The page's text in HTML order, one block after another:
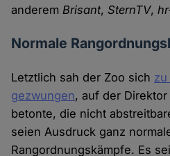
anderemBrisant,SternTV,
Normale
Letztlich sah der Zoo sich
gezwungen, auf der
betonte, die nicht
seien Ausdruck ganz
Rangordnungskämpfe. Es